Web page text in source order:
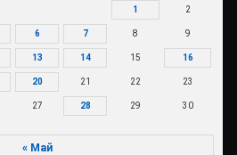
1 2
6 7 8 9
13 14 15 16
20 21 22 23
27 28 29 30
« Май